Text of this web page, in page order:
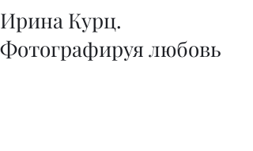
Ирина Курц.
Фотографируя любовь